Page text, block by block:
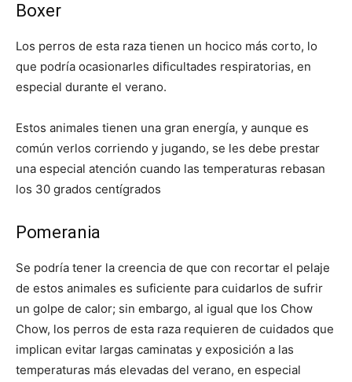
Boxer
Los perros de esta raza tienen un hocico más corto, lo
que podría ocasionarles dificultades respiratorias, en
especial durante el verano.
Estos animales tienen una gran energía, y aunque es
común verlos corriendo y jugando, se les debe prestar
una especial atención cuando las temperaturas rebasan
los 30 grados centígrados
Pomerania
Se podría tener la creencia de que con recortar el pelaje
de estos animales es suficiente para cuidarlos de sufrir
un golpe de calor; sin embargo, al igual que los Chow
Chow, los perros de esta raza requieren de cuidados que
implican evitar largas caminatas y exposición a las
temperaturas más elevadas del verano, en especial